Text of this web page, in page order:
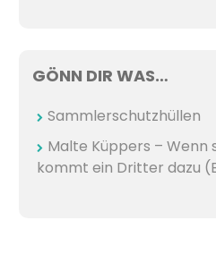
GÖNN DIR WAS…
Sammlerschutzhüllen
Malte Küppers – Wenn
kommt ein Dritter dazu